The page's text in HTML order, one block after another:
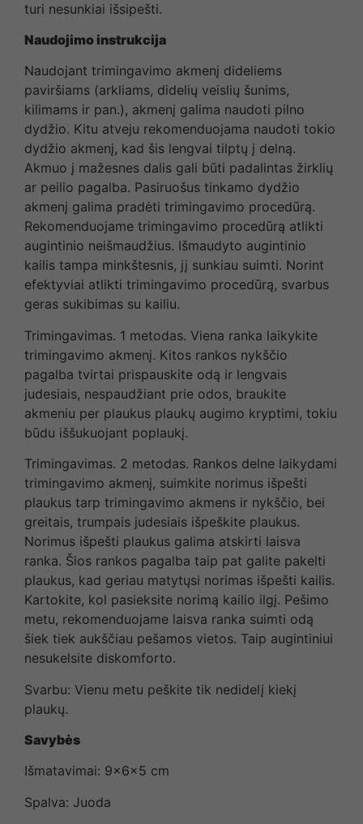
turi nesunkiai išsipešti.
Naudojimo instrukcija
Naudojant trimingavimo akmenį dideliems
paviršiams (arkliams, didelių veislių šunims,
kilimams ir pan.), akmenį galima naudoti pilno
dydžio. Kitu atveju rekomenduojama naudoti tokio
dydžio akmenį, kad šis lengvai tilptų į delną.
Akmuo į mažesnes dalis gali būti padalintas žirklių
ar peilio pagalba. Pasiruošus tinkamo dydžio
akmenį galima pradėti trimingavimo procedūrą.
Rekomenduojame trimingavimo procedūrą atlikti
augintinio neišmaudžius. Išmaudyto augintinio
kailis tampa minkštesnis, jį sunkiau suimti. Norint
efektyviai atlikti trimingavimo procedūrą, svarbus
geras sukibimas su kailiu.
Trimingavimas. 1 metodas. Viena ranka laikykite
trimingavimo akmenį. Kitos rankos nykščio
pagalba tvirtai prispauskite odą ir lengvais
judesiais, nespaudžiant prie odos, braukite
akmeniu per plaukus plaukų augimo kryptimi, tokiu
būdu iššukuojant poplaukį.
Trimingavimas. 2 metodas. Rankos delne laikydami
trimingavimo akmenį, suimkite norimus išpešti
plaukus tarp trimingavimo akmens ir nykščio, bei
greitais, trumpais judesiais išpeškite plaukus.
Norimus išpešti plaukus galima atskirti laisva
ranka. Šios rankos pagalba taip pat galite pakelti
plaukus, kad geriau matytųsi norimas išpešti kailis.
Kartokite, kol pasieksite norimą kailio ilgį. Pešimo
metu, rekomenduojame laisva ranka suimti odą
šiek tiek aukščiau pešamos vietos. Taip augintiniui
nesukelsite diskomforto.
Svarbu: Vienu metu peškite tik nedidelį kiekį
plaukų.
Savybės
Išmatavimai: 9x6x5 cm
Spalva: Juoda